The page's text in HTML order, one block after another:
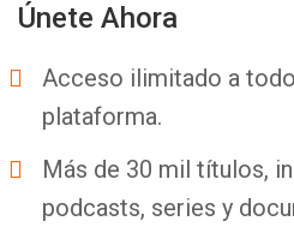
Únete Ahora
Acceso ilimitado a
plataforma.
Más de 30 mil títulos,
podcasts, series y